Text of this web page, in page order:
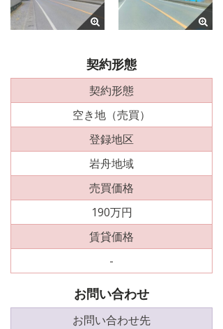
契約形態
契約形態
空き地（売買）
登録地区
岩舟地域
売買価格
190万円
賃貸価格
-
お問い合わせ
お問い合わせ先